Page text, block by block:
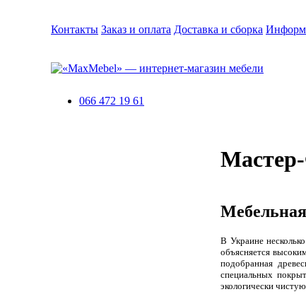
Контакты Заказ и оплата Доставка и сборка
066 472 19 61
В Украине
объясняется
подобранная
специальных
экологически